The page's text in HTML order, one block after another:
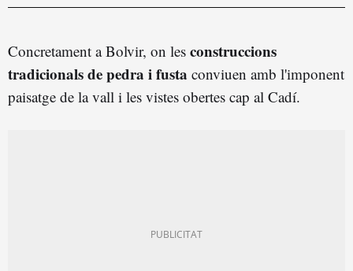
Concretament a Bolvir, on les construccions
tradicionals de pedra i fusta conviuen amb l'imponent
paisatge de la vall i les vistes obertes cap al Cadí.